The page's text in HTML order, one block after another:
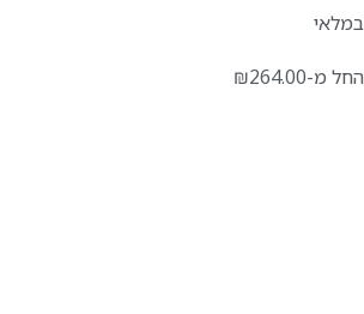
במלאי
החל מ- ₪264.00